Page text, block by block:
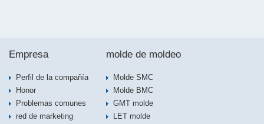
Empresa
Perfil de la compañía
Honor
Problemas comunes
red de marketing
molde de moldeo
Molde SMC
Molde BMC
GMT molde
LET molde